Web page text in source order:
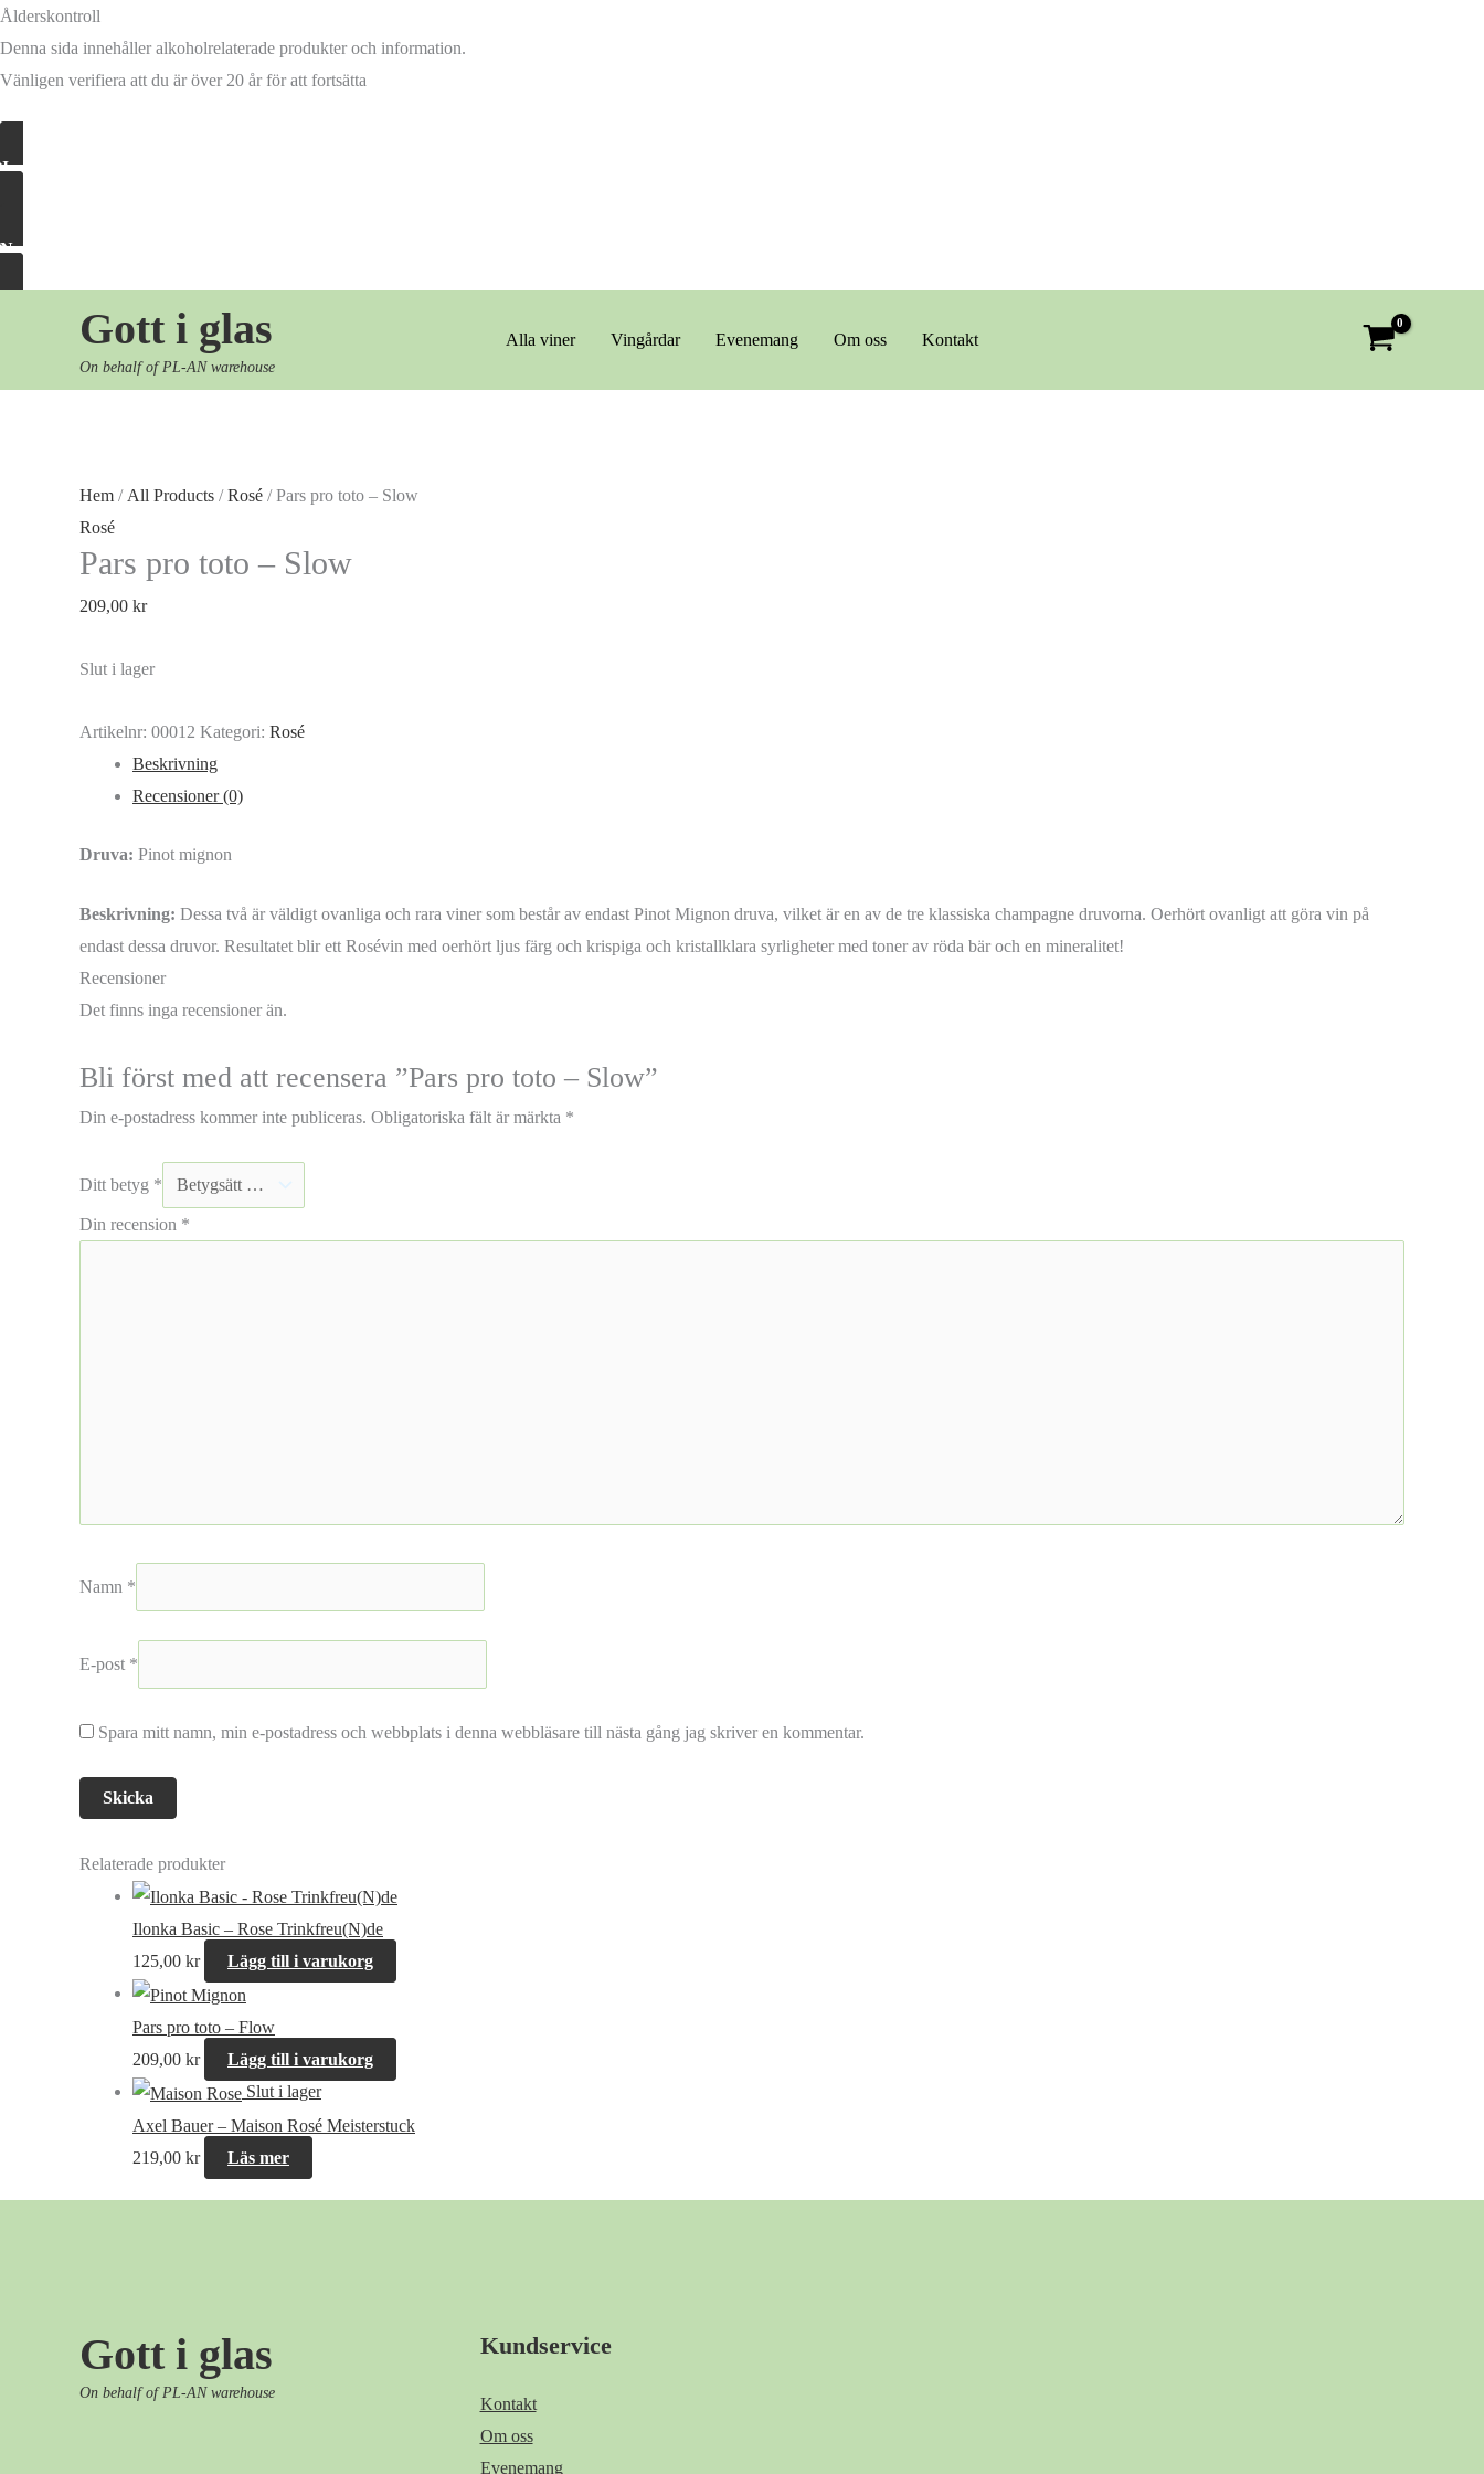
Ålderskontroll
Denna sida innehåller alkoholrelaterade produkter och information.
Vänligen verifiera att du är över 20 år för att fortsätta
Ja, släpp in mig
Nej, ta mig härifrån
Gott i glas
On behalf of PL-AN warehouse
Alla viner Vingårdar Evenemang Om oss Kontakt
Hem / All Products /Rosé / Pars pro toto – Slow
Rosé
Pars pro toto – Slow
209,00 kr
Slut i lager
Artikelnr: 00012 Kategori: Rosé
Beskrivning
Recensioner (0)
Druva: Pinot mignon
Beskrivning: Dessa två är väldigt ovanliga och rara viner som består av endast Pinot Mignon druva, vilket är en av de tre klassiska champagne druvorna. Oerhört ovanligt att göra vin på
endast dessa druvor. Resultatet blir ett Rosévin med oerhört ljus färg och krispiga och kristallklara syrligheter med toner av röda bär och en mineralitet!
Recensioner
Det finns inga recensioner än.
Bli först med att recensera ”Pars pro toto – Slow”
Din e-postadress kommer inte publiceras. Obligatoriska fält är märkta *
Ditt betyg *
Din recension *
Namn *
E-post *
Spara mitt namn, min e-postadress och webbplats i denna webbläsare till nästa gång jag skriver en kommentar.
Relaterade produkter
Ilonka Basic – Rose Trinkfreu(N)de
125,00 kr Lägg till i varukorg
Pars pro toto – Flow
209,00 kr
Lägg till i varukorg
Slut i lager
Axel Bauer – Maison Rosé Meisterstuck
219,00 kr Läs mer
Gott i glas
On behalf of PL-AN warehouse
Kundservice
Kontakt
Om oss
Evenemang